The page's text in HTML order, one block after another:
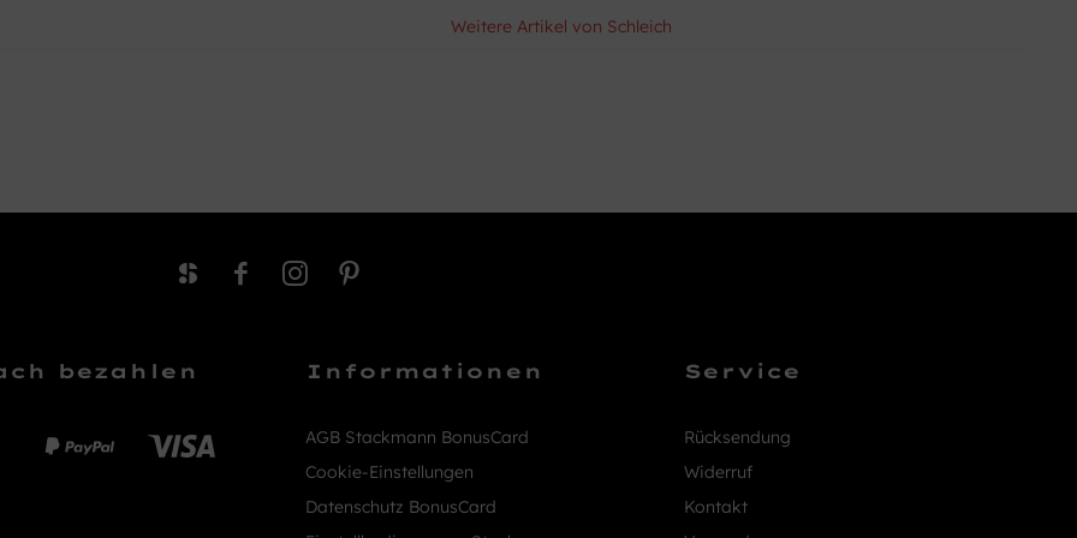
Weitere Artikel von Schleich
bezahlen Informationen
AGB Stackmann BonusCard
Cookie-Einstellungen
Datenschutz BonusCard
Service
Rücksendung
Widerruf
Kontakt